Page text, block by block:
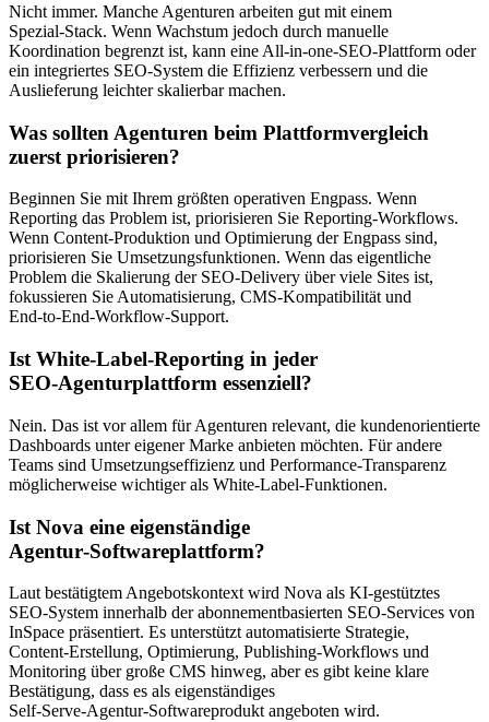
Nicht immer. Manche Agenturen arbeiten gut mit einem
Spezial‑Stack. Wenn Wachstum jedoch durch manuelle
Koordination begrenzt ist, kann eine All‑in‑one‑SEO‑Plattform oder
ein integriertes SEO‑System die Effizienz verbessern und die
Auslieferung leichter skalierbar machen.
Was sollten Agenturen beim Plattformvergleich
zuerst priorisieren?
Beginnen Sie mit Ihrem größten operativen Engpass. Wenn
Reporting das Problem ist, priorisieren Sie Reporting‑Workflows.
Wenn Content‑Produktion und Optimierung der Engpass sind,
priorisieren Sie Umsetzungsfunktionen. Wenn das eigentliche
Problem die Skalierung der SEO‑Delivery über viele Sites ist,
fokussieren Sie Automatisierung, CMS‑Kompatibilität und
End‑to‑End‑Workflow‑Support.
Ist White‑Label‑Reporting in jeder
SEO‑Agenturplattform essenziell?
Nein. Das ist vor allem für Agenturen relevant, die kundenorientierte
Dashboards unter eigener Marke anbieten möchten. Für andere
Teams sind Umsetzungseffizienz und Performance‑Transparenz
möglicherweise wichtiger als White‑Label‑Funktionen.
Ist Nova eine eigenständige
Agentur‑Softwareplattform?
Laut bestätigtem Angebotskontext wird Nova als KI‑gestütztes
SEO‑System innerhalb der abonnementbasierten SEO‑Services von
InSpace präsentiert. Es unterstützt automatisierte Strategie,
Content‑Erstellung, Optimierung, Publishing‑Workflows und
Monitoring über große CMS hinweg, aber es gibt keine klare
Bestätigung, dass es als eigenständiges
Self‑Serve‑Agentur‑Softwareprodukt angeboten wird.